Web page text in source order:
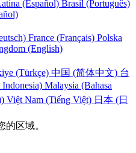
(Español) Brasil (Português)
France (Français) Polska
(English)
(Türkçe) 中国 (简体中文) 台
Indonesia) Malaysia (Bahasa
Việt Nam (Tiếng Việt) 日本 (日
区域。